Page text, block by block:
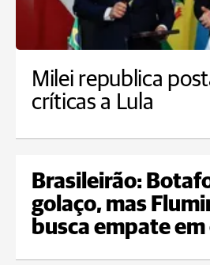
Milei republica
críticas a Lula
Brasileirão:
golaço, mas
busca empate em